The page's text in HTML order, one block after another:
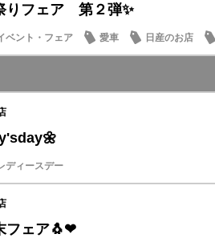
りフェア 第２弾✨
ベント・フェア 愛車 日産のお店
ディースデー
フェア🐧❤